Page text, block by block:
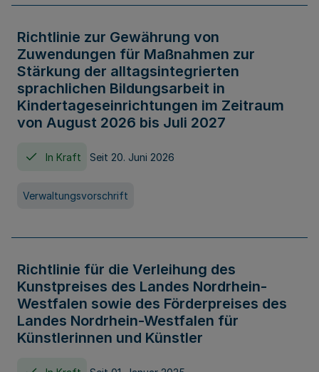
Richtlinie zur Gewährung von
Zuwendungen für Maßnahmen zur
Stärkung der alltagsintegrierten
sprachlichen Bildungsarbeit in
Kindertageseinrichtungen im Zeitraum
von August 2026 bis Juli 2027
In Kraft Seit 20. Juni 2026
Verwaltungsvorschrift
Richtlinie für die Verleihung des
Kunstpreises des Landes Nordrhein-
Westfalen sowie des Förderpreises des
Landes Nordrhein-Westfalen für
Künstlerinnen und Künstler